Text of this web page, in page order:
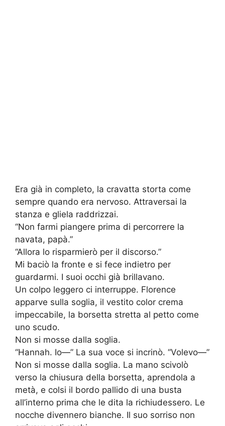
Era già in completo, la cravatta storta come
sempre quando era nervoso. Attraversai la
stanza e gliela raddrizzai.
“Non farmi piangere prima di percorrere la
navata, papà.”
“Allora lo risparmierò per il discorso.”
Mi baciò la fronte e si fece indietro per
guardarmi. I suoi occhi già brillavano.
Un colpo leggero ci interruppe. Florence
apparve sulla soglia, il vestito color crema
impeccabile, la borsetta stretta al petto come
uno scudo.
Non si mosse dalla soglia.
“Hannah. Io—” La sua voce si incrinò. “Volevo—”
Non si mosse dalla soglia. La mano scivolò
verso la chiusura della borsetta, aprendola a
metà, e colsi il bordo pallido di una busta
all’interno prima che le dita la richiudessero. Le
nocche divennero bianche. Il suo sorriso non